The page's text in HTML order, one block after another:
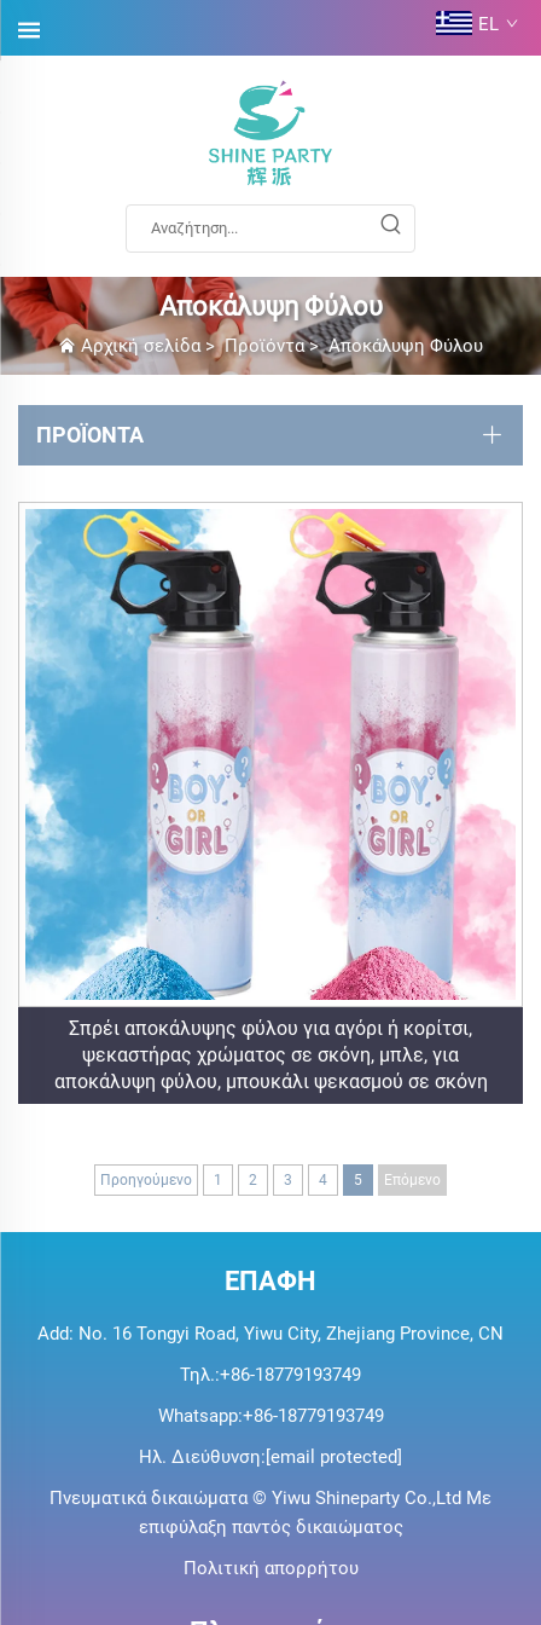
EL
Αποκάλυψη Φύλου
Αρχική σελίδα >Προϊόντα>Αποκάλυψη Φύλου
ΠΡΟΪΌΝΤΑ
Σπρέι αποκάλυψης φύλου για αγόρι ή κορίτσι,
ψεκαστήρας χρώματος σε σκόνη, μπλε, για
αποκάλυψη φύλου, μπουκάλι ψεκασμού σε σκόνη
Προηγούμενο 1 2 3 4 5 Επόμενο
ΕΠΑΦΗ
Add: No. 16 Tongyi Road, Yiwu City, Zhejiang Province, CN
Τηλ.:+86-18779193749
Whatsapp:+86-18779193749
Ηλ. Διεύθυνση:[email protected]
Πνευματικά δικαιώματα © Yiwu Shineparty Co.,Ltd Με
επιφύλαξη παντός δικαιώματος
Πολιτική απορρήτου